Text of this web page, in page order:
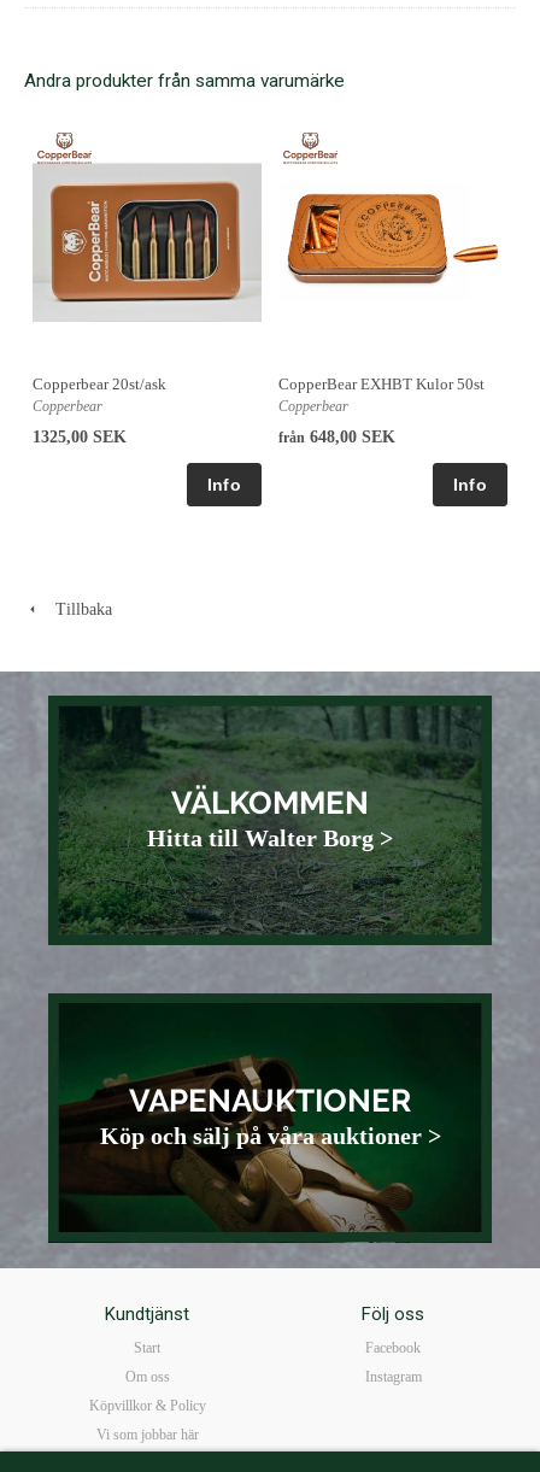
Andra produkter från samma varumärke
Copperbear 20st/ask
Copperbear
1325,00 SEK
CopperBear EXHBT Kulor 50st
Copperbear
från 648,00 SEK
Tillbaka
VÄLKOMMEN
Hitta till Walter Borg >
VAPENAUKTIONER
Köp och sälj på våra auktioner >
Kundtjänst
Start
Om oss
Köpvillkor & Policy
Vi som jobbar här
Följ oss
Facebook
Instagram